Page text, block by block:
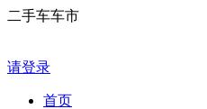
二手车车市
请登录
首页